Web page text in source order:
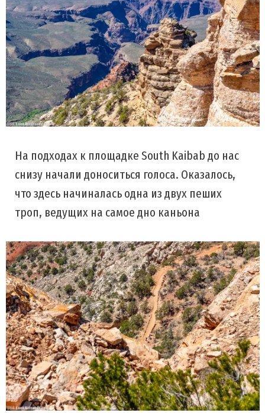
На подходах к площадке South Kaibab до нас
снизу начали доноситься голоса. Оказалось,
что здесь начиналась одна из двух пеших
троп, ведущих на самое дно каньона